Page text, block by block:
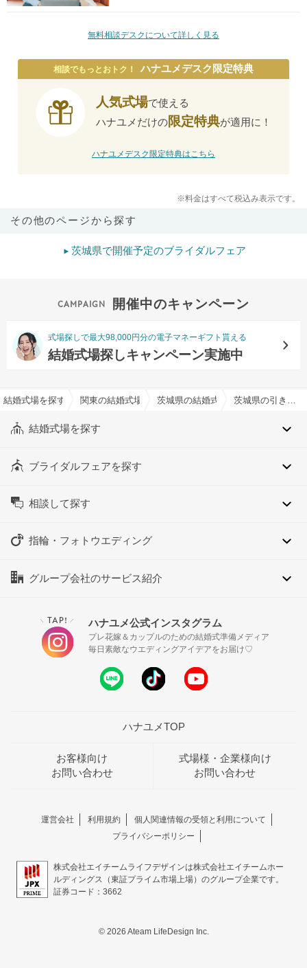
無料相談デスクについて詳しく見る
相談でもっとおトク！ ハナユメデスク限定特典
人気式場で使える
ハナユメだけの限定特典が適用に！
ハナユメデスク限定特典はこちら
※料金はすべて税込み表示です。
その他のページから探す
茨城県で開催予定のブライダルフェア
開催中のキャンペーン
式場探しで最大98,000円分の電子マネーギフト貰える
結婚式場探しキャンペーン実施中
結婚式場を探すならハナユメ
関東の結婚式場 茨城県の結婚式場 茨城県の引き出物持込み可でおすすめの結婚式場・挙式会場一覧
結婚式場を探す
ブライダルフェアを探す
相談して探す
指輪・フォトウエディング
グループ会社のサービス紹介
＼ TAP! ／ ハナユメ公式インスタグラム
プレ花嫁＆カップルのための結婚式準備メディア
毎日素敵なウエディングアイデアをお届け♡
ハナユメTOP
お客様向け
お問い合わせ
式場様・企業様向け
お問い合わせ
運営会社 利用規約
個人関連情報の受領と利用について
プライバシーポリシー
株式会社エイチームライフデザインは株式会社エイチームホー
ルディングス（東証プライム市場上場）のグループ企業です。
証券コード：3662
© 2026 Ateam LifeDesign Inc.